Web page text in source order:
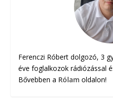
Ferenczi Róbert dolgozó, 3
éve foglalkozok rádiózással
Bővebben a Rólam oldalon!